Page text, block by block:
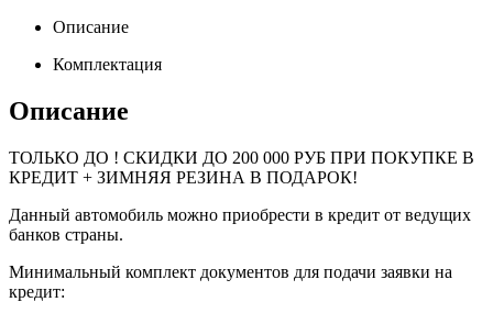
Описание
Комплектация
Описание
ТОЛЬКО ДО ! СКИДКИ ДО 200 000 РУБ ПРИ ПОКУПКЕ В
КРЕДИТ + ЗИМНЯЯ РЕЗИНА В ПОДАРОК!
Данный автомобиль можно приобрести в кредит от ведущих
банков страны.
Минимальный комплект документов для подачи заявки на
кредит: